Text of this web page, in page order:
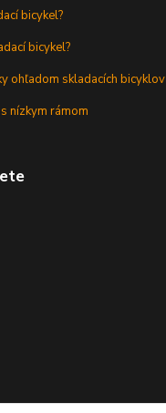
bicykel?
bicykel?
ohľadom skladacích bicyklov
nízkym rámom